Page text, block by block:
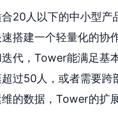
20人以下的中小型产
搭建一个轻量化的协
代，Tower能满足基
过50人，或者需要跨
的数据，Tower的扩